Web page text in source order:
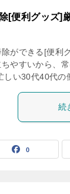
[便利グッズ]
ができる[便利
やすいから、
しい30代40代
続
0